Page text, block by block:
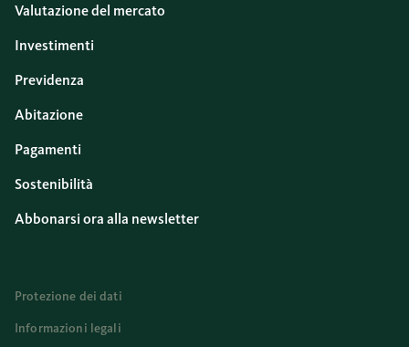
Valutazione del mercato
Investimenti
Previdenza
Abitazione
Pagamenti
Sostenibilità
Abbonarsi ora alla newsletter
Protezione dei dati
Informazioni legali